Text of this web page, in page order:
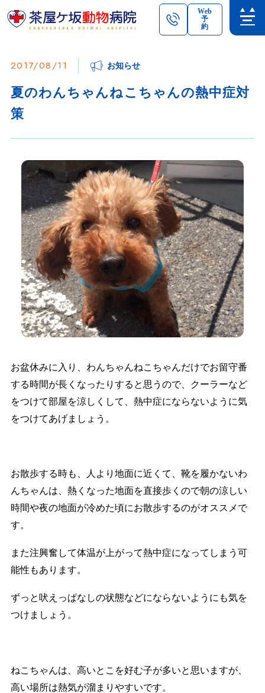
Web
予
約
2017/08/11 お知らせ
夏のわんちゃんねこちゃんの熱中症対
策
お盆休みに入り、わんちゃんねこちゃんだけでお留守番
する時間が長くなったりすると思うので、クーラーなど
をつけて部屋を涼しくして、熱中症にならないように気
をつけてあげましょう。
お散歩する時も、人より地面に近くて、靴を履かないわ
んちゃんは、熱くなった地面を直接歩くので朝の涼しい
時間や夜の地面が冷めた頃にお散歩するのがオススメで
す。
また注興奮して体温が上がって熱中症になってしまう可
能性もあります。
ずっと吠えっぱなしの状態などにならないようにも気を
つけましょう。
ねこちゃんは、高いとこを好む子が多いと思いますが、
高い場所は熱気が溜まりやすいです。